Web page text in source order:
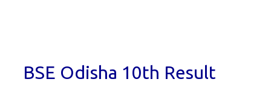
BSE Odisha 10th Result